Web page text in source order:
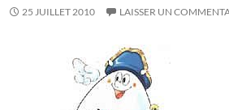
25 JUILLET 2010 LAISSER UN